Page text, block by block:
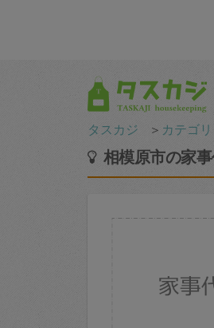
タスカジ ＞ カテゴリ
相模原市の家